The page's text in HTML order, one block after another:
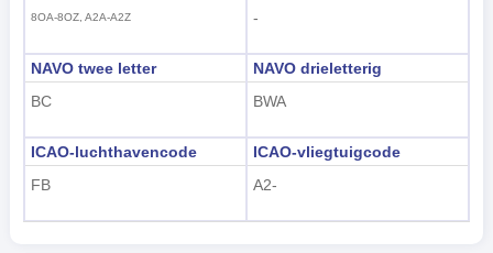
हिंदी
8OA-8OZ, A2A-A2Z
-
NAVO twee letter
BC
NAVO drieletterig
BWA
ICAO-luchthavencode
FB
ICAO-vliegtuigcode
A2-